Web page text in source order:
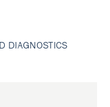
DIAGNOSTICS